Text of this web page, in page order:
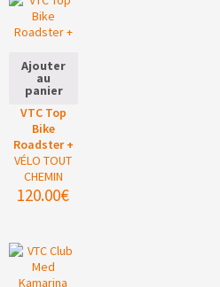
Ajouter
au
panier
VTC Top
Bike
Roadster +
VÉLO TOUT
CHEMIN
120.00€